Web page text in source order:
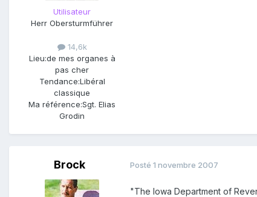
Utilisateur
Herr Obersturmführer
14,6k
Lieu:de mes organes à
pas cher
Tendance:Libéral
classique
Ma référence:Sgt. Elias
Grodin
Brock Posté 1 novembre 2007
"The Iowa Department of